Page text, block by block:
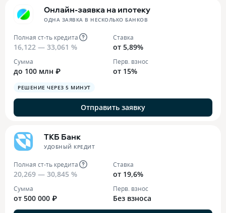
Онлайн-заявка на ипотеку
ОДНА ЗАЯВКА В НЕСКОЛЬКО БАНКОВ
Полная ст-ть кредита
16,122 — 33,061 %
Ставка
от 5,89%
Сумма
до 100 млн ₽
Перв. взнос
от 15%
РЕШЕНИЕ ЧЕРЕЗ 5 МИНУТ
Отправить заявку
ТКБ Банк
УДОБНЫЙ КРЕДИТ
Полная ст-ть кредита
20,269 — 30,845 %
Ставка
от 19,6%
Сумма
от 500 000 ₽
Перв. взнос
Без взноса